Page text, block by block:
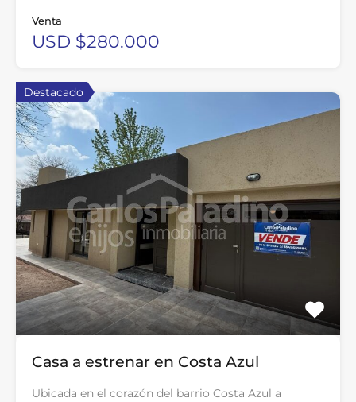
Venta
USD $280.000
Destacado
Casa a estrenar en Costa Azul
Ubicada en el corazón del barrio Costa Azul a